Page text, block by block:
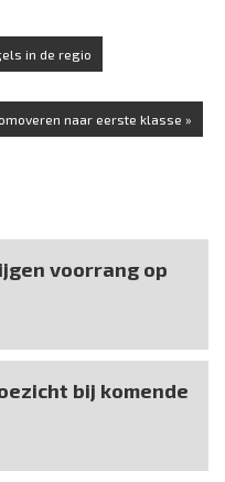
in de regio
naar eerste klasse »
voorrang op
bij komende